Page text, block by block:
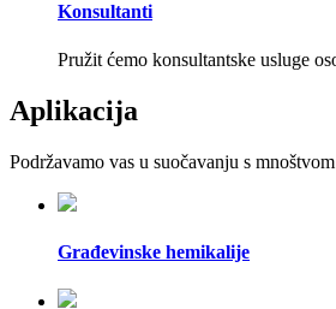
Konsultanti
Pružit ćemo konsultantske usluge
Aplikacija
Podržavamo vas u suočavanju s
Građevinske hemikalije